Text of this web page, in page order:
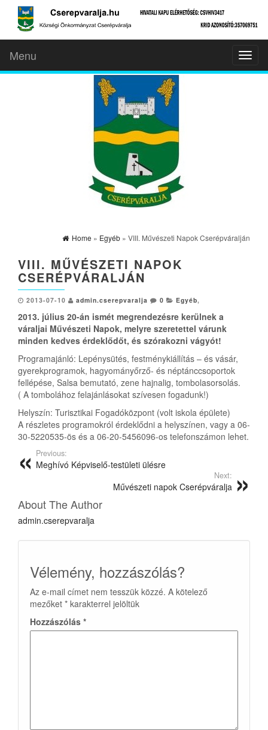
Menu
Home » Egyéb » VIII. Művészeti Napok Cserépváralján
VIII. MŰVÉSZETI NAPOK
CSERÉPVÁRALJÁN
2013-07-10 admin.cserepvaralja 0 Egyéb,
2013. július 20-án ismét megrendezésre kerülnek a
váraljai Művészeti Napok, melyre szeretettel várunk
minden kedves érdeklődőt, és szórakozni vágyót!
Programajánló: Lepénysütés, festménykiállítás – és vásár,
gyerekprogramok, hagyományőrző- és néptánccsoportok
fellépése, Salsa bemutató, zene hajnalig, tombolasorsolás.
( A tombolához felajánlásokat szívesen fogadunk!)
Helyszín: Turisztikai Fogadóközpont (volt iskola épülete)
A részletes programokról érdeklődni a helyszínen, vagy a 06-
30-5220535-ös és a 06-20-5456096-os telefonszámon lehet.
Previous:
Meghívó Képviselő-testületi ülésre
Next:
Művészeti napok Cserépváralja
About The Author
admin.cserepvaralja
Vélemény, hozzászólás?
Az e-mail címet nem tesszük közzé. A kötelező
mezőket * karakterrel jelöltük
Hozzászólás *